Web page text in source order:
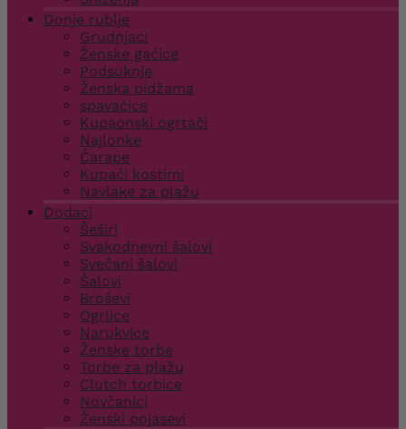
Donje rublje
Grudnjaci
Ženske gaćice
Podsuknje
Ženska pidžama
spavaćice
Kupaonski ogrtači
Najlonke
Čarape
Kupaći kostimi
Navlake za plažu
Dodaci
Šeširi
Svakodnevni šalovi
Svečani šalovi
Šalovi
Broševi
Ogrlice
Narukvice
Ženske torbe
Torbe za plažu
Clutch torbice
Novčanici
Ženski pojasevi